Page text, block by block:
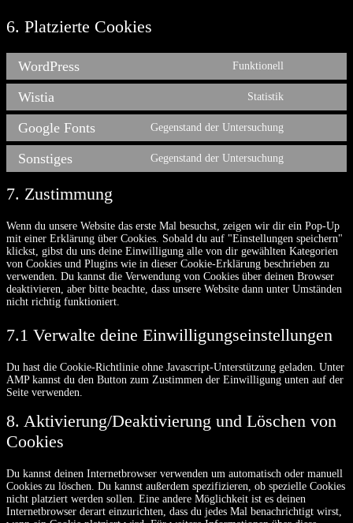
6. Platzierte Cookies
WordPress Funktionell
to
wordpress
Wistia Statistik
to
wistia
Google Fonts Gegenstand der Untersuchung
to
google-
Sonstiges Gegenstand der Untersuchung
to
data-
7. Zustimmung
Wenn du unsere Website das erste Mal besuchst, zeigen wir dir ein Pop-Up
mit einer Erklärung über Cookies. Sobald du auf "Einstellungen speichern"
klickst, gibst du uns deine Einwilligung alle von dir gewählten Kategorien
von Cookies und Plugins wie in dieser Cookie-Erklärung beschrieben zu
verwenden. Du kannst die Verwendung von Cookies über deinen Browser
deaktivieren, aber bitte beachte, dass unsere Website dann unter Umständen
nicht richtig funktioniert.
7.1 Verwalte deine Einwilligungseinstellungen
Du hast die Cookie-Richtlinie ohne Javascript-Unterstützung geladen. Unter
AMP kannst du den Button zum Zustimmen der Einwilligung unten auf der
Seite verwenden.
8. Aktivierung/Deaktivierung und Löschen von
Cookies
Du kannst deinen Internetbrowser verwenden um automatisch oder manuell
Cookies zu löschen. Du kannst außerdem spezifizieren, ob spezielle Cookies
nicht platziert werden sollen. Eine andere Möglichkeit ist es deinen
Internetbrowser derart einzurichten, dass du jedes Mal benachrichtigt wirst,